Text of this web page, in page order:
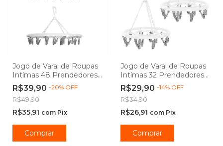
Jogo de Varal de Roupas
Intímas 48 Prendedores
Oval Branco - Powermaid
R$39,90 -20% OFF
R$49,90
R$35,91 com Pix
Jogo de Varal de Roupas
Intímas 32 Prendedores
Redondo Branco -
Powermaid
R$29,90 -14% OFF
R$34,90
R$26,91 com Pix